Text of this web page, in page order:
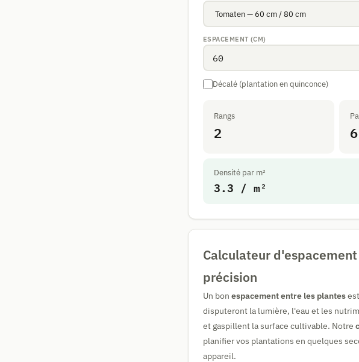
ESPACEMENT (CM)
Décalé (plantation en quinconce)
Rangs
2 6
Densité par m²
3.3 / m²
Calculateur
précision
Un bon espacement entre les plantes
disputeront la lumière, l'eau et les
et gaspillent la surface cultivable. Notre
planifier vos plantations en quelques
appareil.